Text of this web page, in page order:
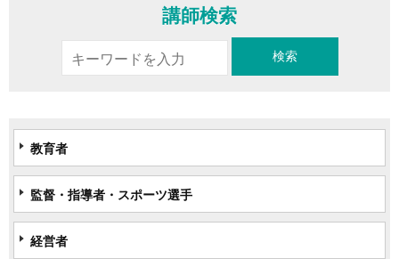
講師検索
教育者
監督・指導者・スポーツ選手
経営者